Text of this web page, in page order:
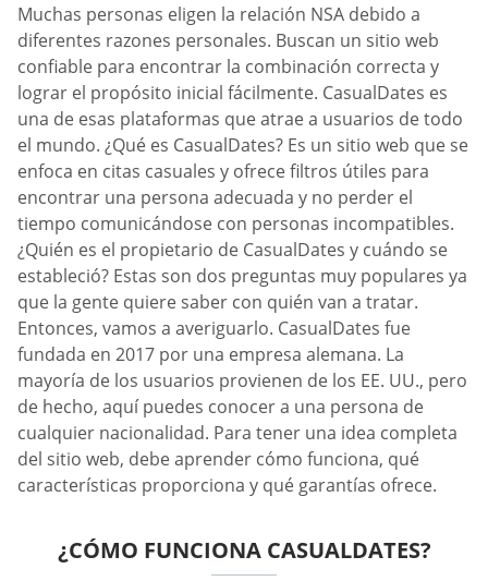
Muchas personas eligen la relación NSA debido a
diferentes razones personales. Buscan un sitio web
confiable para encontrar la combinación correcta y
lograr el propósito inicial fácilmente. CasualDates es
una de esas plataformas que atrae a usuarios de todo
el mundo. ¿Qué es CasualDates? Es un sitio web que se
enfoca en citas casuales y ofrece filtros útiles para
encontrar una persona adecuada y no perder el
tiempo comunicándose con personas incompatibles.
¿Quién es el propietario de CasualDates y cuándo se
estableció? Estas son dos preguntas muy populares ya
que la gente quiere saber con quién van a tratar.
Entonces, vamos a averiguarlo. CasualDates fue
fundada en 2017 por una empresa alemana. La
mayoría de los usuarios provienen de los EE. UU., pero
de hecho, aquí puedes conocer a una persona de
cualquier nacionalidad. Para tener una idea completa
del sitio web, debe aprender cómo funciona, qué
características proporciona y qué garantías ofrece.
¿CÓMO FUNCIONA СASUALDATES?